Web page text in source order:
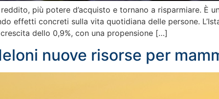
più potere d’acquisto e tornano a risparmiare. È
effetti concreti sulla vita quotidiana delle persone.
dello 0,9%, con una propensione […]
nuove risorse per